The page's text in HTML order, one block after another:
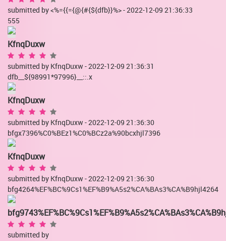
submitted by <%={{={@{#{${dfb}}%> - 2022-12-09 21:36:33
555
KfnqDuxw
submitted by KfnqDuxw - 2022-12-09 21:36:31
dfb__${98991*97996}__::.x
KfnqDuxw
submitted by KfnqDuxw - 2022-12-09 21:36:30
bfgx7396%C0%BEz1%C0%BCz2a%90bcxhjl7396
KfnqDuxw
submitted by KfnqDuxw - 2022-12-09 21:36:30
bfg4264%EF%BC%9Cs1%EF%B9%A5s2%CA%BAs3%CA%B9hjl4264
submitted by